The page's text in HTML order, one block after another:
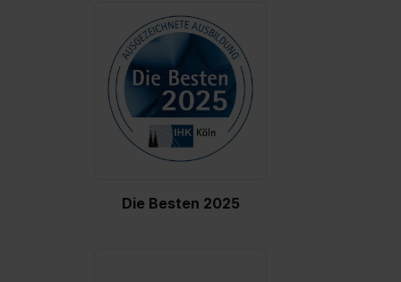
Eine Erlaubnis hierfür kannst du auch später noch im
Einzelfall bei dem jeweiligen Inhalt erteilen. Willst du nur
bestimmte Verwendungszwecke zulassen, triff deine
Auswahl über die Checkboxen und klick auf „Auswahl
erlauben“. Die Einwilligung zur Platzierung von Cookies
der Kategorien „Präferenzen“, „Statistiken“ und „Social
Media und Marketing“ umfasst hierbei die Einwilligung
angemessenes Datenschutzniveau (EuGH – Schrems
Die Besten 2025